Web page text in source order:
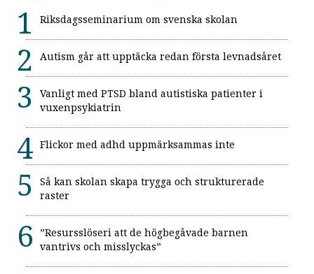
Riksdagsseminarium om svenska skolan
Autism går att upptäcka redan första levnadsåret
Vanligt med PTSD bland autistiska patienter i
vuxenpsykiatrin
Flickor med adhd uppmärksammas inte
Så kan skolan skapa trygga och strukturerade
raster
”Resursslöseri att de högbegåvade barnen
vantrivs och misslyckas”